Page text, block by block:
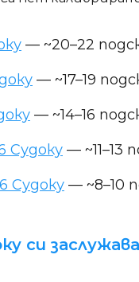
— ~20–22
— ~17–19
— ~14–16
Судоку — ~11–13
Судоку — ~8–10
си